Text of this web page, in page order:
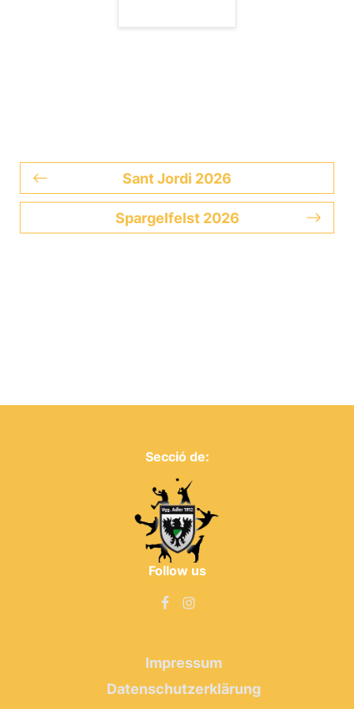
Sant Jordi 2026
Spargelfelst 2026
Secció de:
Follow us
Impressum
Datenschutzerklärung